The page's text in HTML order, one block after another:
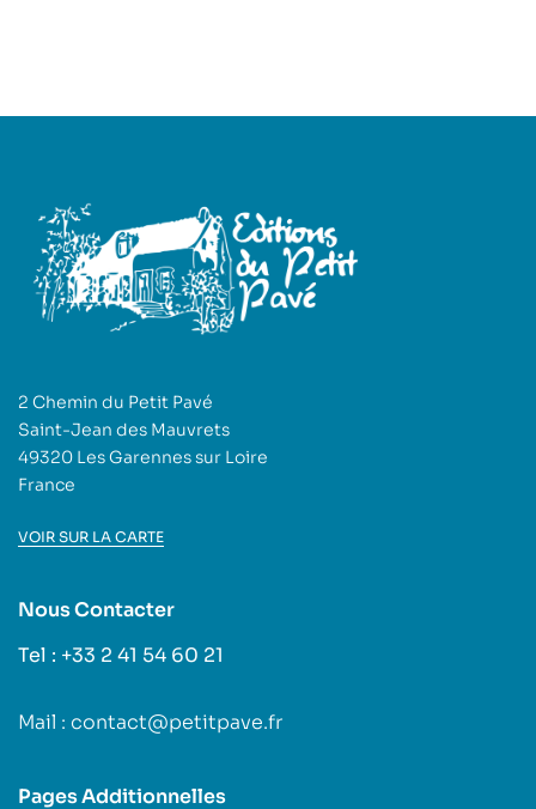
2 Chemin du Petit Pavé
Saint-Jean des Mauvrets
49320 Les Garennes sur Loire
France
VOIR SUR LA CARTE
Nous Contacter
Tel : +33 2 41 54 60 21
Mail : contact@petitpave.fr
Pages Additionnelles